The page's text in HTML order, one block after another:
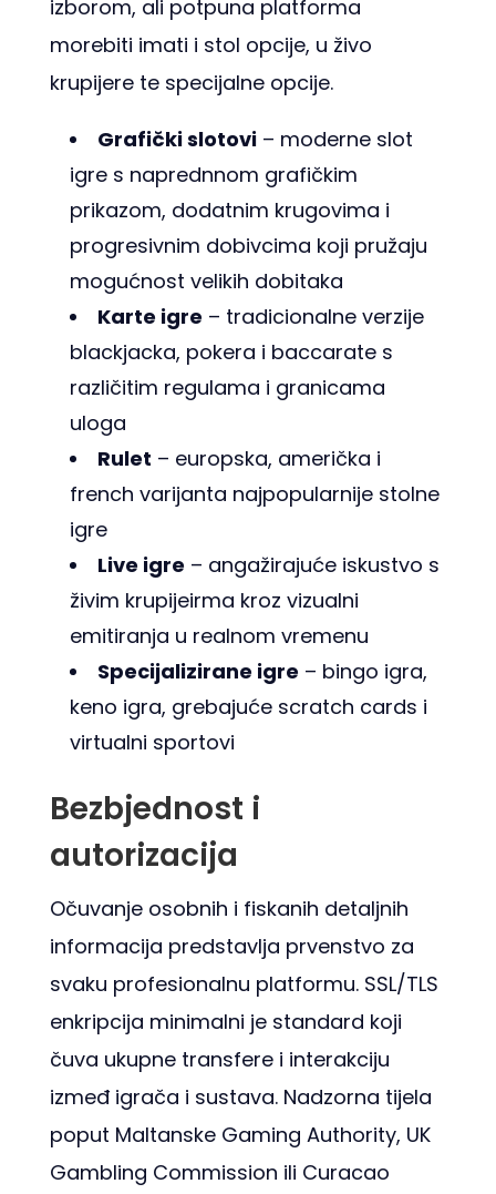
izborom, ali potpuna platforma
morebiti imati i stol opcije, u živo
krupijere te specijalne opcije.
Grafički slotovi– moderne slot
igre s naprednnom grafičkim
prikazom, dodatnim krugovima i
progresivnim dobivcima koji pružaju
mogućnost velikih dobitaka
Karte igre – tradicionalne verzije
blackjacka, pokera i baccarate s
različitim regulama i granicama
uloga
Rulet – europska, američka i
french varijanta najpopularnije stolne
igre
Live igre – angažirajuće iskustvo s
živim krupijeirma kroz vizualni
emitiranja u realnom vremenu
Specijalizirane igre – bingo igra,
keno igra, grebajuće scratch cards i
virtualni sportovi
Bezbjednost i
autorizacija
Očuvanje osobnih i fiskanih detaljnih
informacija predstavlja prvenstvo za
svaku profesionalnu platformu. SSL/TLS
enkripcija minimalni je standard koji
čuva ukupne transfere i interakciju
izmeđ igrača i sustava. Nadzorna tijela
poput Maltanske Gaming Authority, UK
Gambling Commission ili Curacao